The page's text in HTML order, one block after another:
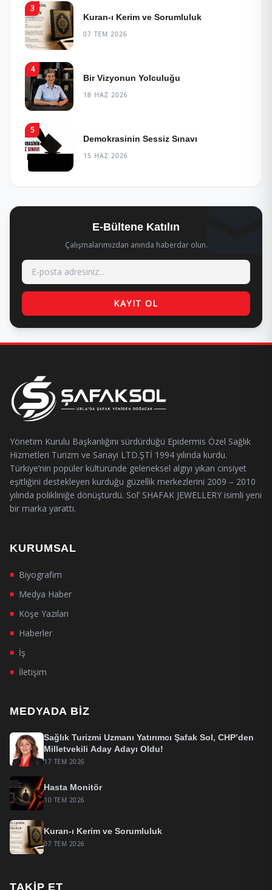
3
Kuran-ı Kerim ve Sorumluluk
07 TEM 2026
4
Bir Vizyonun Yolculuğu
18 HAZ 2026
5
Demokrasinin Sessiz Sınavı
15 HAZ 2026
E-Bültene Katılın
Çalışmalarımızdan anında haberdar olun.
KAYIT OL
Yönetim Kurulu Başkanlığını sürdürdüğü Epidermis Özel Sağlık
Hizmetleri Turizm ve Sanayi LTD.ŞTİ 1994 yılında kurdu.
Türkiye’nin popüler kültüründe geleneksel algıyı yıkan cinsiyet
eşitliğini destekleyen kurduğu güzellik merkezlerini 2009 – 2010
yılında polikliniğe dönüştürdü. Sol’ SHAFAK JEWELLERY isimli yeni
bir marka yarattı.
KURUMSAL
■ Biyografim
■ Medya Haber
■ Köşe Yazıları
■ Haberler
■ İş
■ İletişim
MEDYADA BIZ
Sağlık Turizmi Uzmanı Yatırımcı Şafak Sol, CHP’den
Milletvekili Aday Adayı Oldu!
17 TEM 2026
Hasta Monitör
10 TEM 2026
Kuran-ı Kerim ve Sorumluluk
07 TEM 2026
TAKIP ET